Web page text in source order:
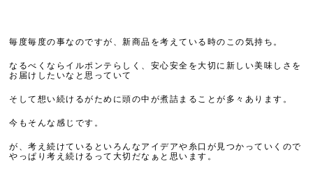
毎度毎度の事なのですが、新商品を考えている時のこの気持ち。
なるべくならイルポンテらしく、安心安全を大切に新しい美味しさを
お届けしたいなと思っていて
そして想い続けるがために頭の中が煮詰まることが多々あります。
今もそんな感じです。
が、考え続けているといろんなアイデアや糸口が見つかっていくので
やっぱり考え続けるって大切だなぁと思います。